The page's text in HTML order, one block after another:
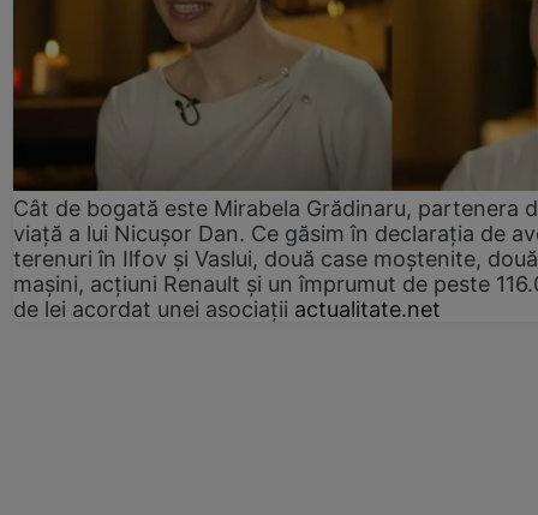
Cât de bogată este Mirabela Grădinaru, partenera
viață a lui Nicușor Dan. Ce găsim în declarația de
terenuri în Ilfov și Vaslui, două case moștenite, două
mașini, acțiuni Renault și un împrumut de peste
de lei acordat unei asociații actualitate.net